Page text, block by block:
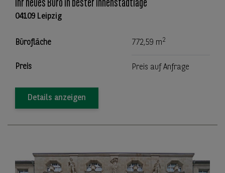
Ihr neues Büro in bester Innenstadtlage
04109 Leipzig
Bürofläche 772,59 m2
Preis Preis auf Anfrage
Details anzeigen